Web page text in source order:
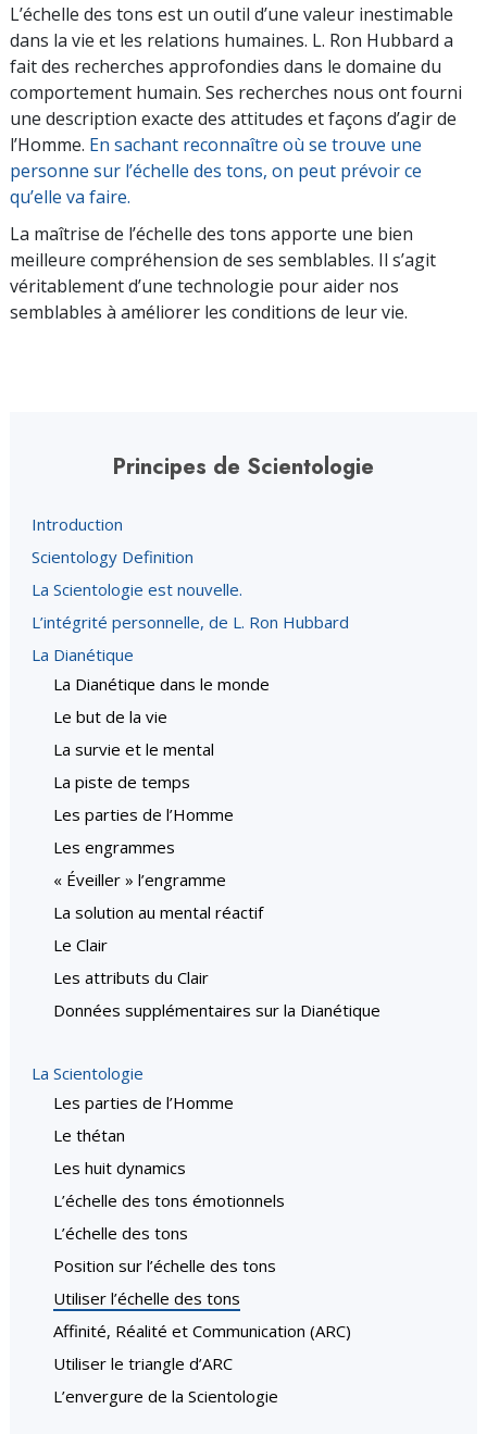
L’échelle des tons est un outil d’une valeur inesti­mable
dans la vie et les relations humaines. L. Ron Hubbard a
fait des recherches approfondies dans le domaine du
comportement humain. Ses recherches nous ont fourni
une description exacte des attitudes et façons d’agir de
l’Homme. En sachant reconnaître où se trouve une
personne sur l’échelle des tons, on peut prévoir ce
qu’elle va faire.
La maîtrise de l’échelle des tons apporte une bien
meilleure compréhension de ses semblables. Il s’agit
véritablement d’une technologie pour aider nos
semblables à améliorer les conditions de leur vie.
Principes de Scientologie
Introduction
Scientology Definition
La Scientologie est nouvelle.
L’intégrité personnelle, de L. Ron Hubbard
La Dianétique
La Dianétique dans le monde
Le but de la vie
La survie et le mental
La piste de temps
Les parties de l’Homme
Les engrammes
« Éveiller » l’engramme
La solution au mental réactif
Le Clair
Les attributs du Clair
Données supplémentaires sur la Dianétique
La Scientologie
Les parties de l’Homme
Le thétan
Les huit dynamics
L’échelle des tons émotionnels
L’échelle des tons
Position sur l’échelle des tons
Utiliser l’échelle des tons
Affinité, Réalité et Communication (ARC)
Utiliser le triangle d’ARC
L’envergure de la Scientologie